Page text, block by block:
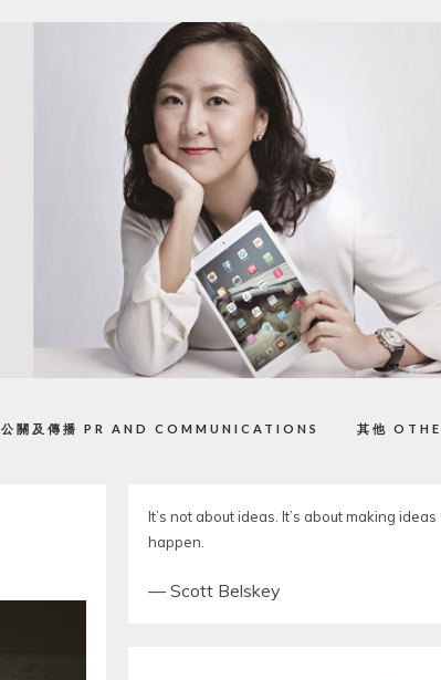
公關及傳播 PR AND COMMUNICATIONS 其他
It’s not about ideas. It’s about making ideas
happen.
—Scott Belskey